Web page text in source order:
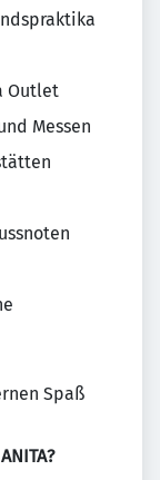
Outlet
Messen
Spaß